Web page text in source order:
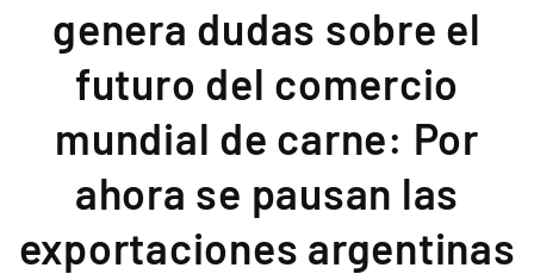
genera dudas sobre el
futuro del comercio
mundial de carne: Por
ahora se pausan las
exportaciones argentinas